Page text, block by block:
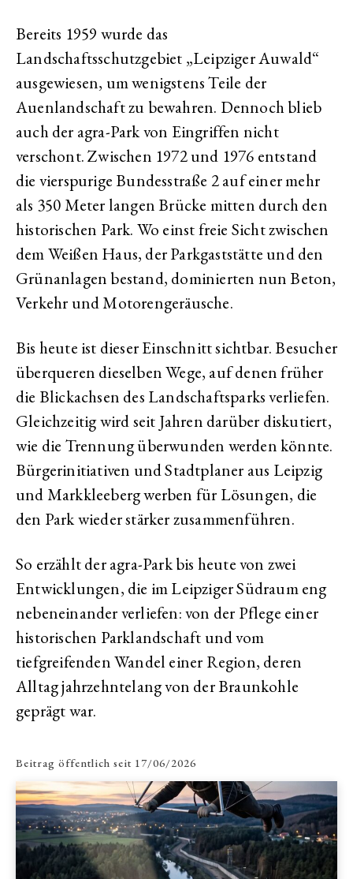
Bereits 1959 wurde das
Landschaftsschutzgebiet „Leipziger Auwald“
ausgewiesen, um wenigstens Teile der
Auenlandschaft zu bewahren. Dennoch blieb
auch der agra-Park von Eingriffen nicht
verschont. Zwischen 1972 und 1976 entstand
die vierspurige Bundesstraße 2 auf einer mehr
als 350 Meter langen Brücke mitten durch den
historischen Park. Wo einst freie Sicht zwischen
dem Weißen Haus, der Parkgaststätte und den
Grünanlagen bestand, dominierten nun Beton,
Verkehr und Motorengeräusche.
Bis heute ist dieser Einschnitt sichtbar. Besucher
überqueren dieselben Wege, auf denen früher
die Blickachsen des Landschaftsparks verliefen.
Gleichzeitig wird seit Jahren darüber diskutiert,
wie die Trennung überwunden werden könnte.
Bürgerinitiativen und Stadtplaner aus Leipzig
und Markkleeberg werben für Lösungen, die
den Park wieder stärker zusammenführen.
So erzählt der agra-Park bis heute von zwei
Entwicklungen, die im Leipziger Südraum eng
nebeneinander verliefen: von der Pflege einer
historischen Parklandschaft und vom
tiefgreifenden Wandel einer Region, deren
Alltag jahrzehntelang von der Braunkohle
geprägt war.
Beitrag öffentlich seit 17/06/2026